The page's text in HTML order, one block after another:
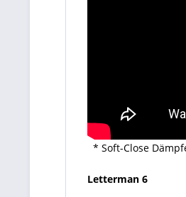
* Soft-Close
Letterman 6